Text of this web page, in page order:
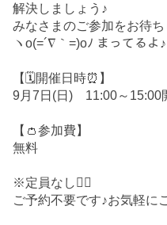
解決しましょう♪
みなさまのご参加をお待ち
ヽo(=´∇｀=)oﾉ まってるよ♪
【🗓️開催日時⏰】
9月7日(日) 11:00～15:00
【👛参加費】
無料
※定員なし🙅‍♀️
ご予約不要です♪お気軽に